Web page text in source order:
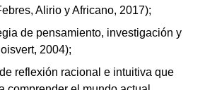
Alirio y Africano, 2017);
de pensamiento, investigación y
2004);
reflexión racional e intuitiva que